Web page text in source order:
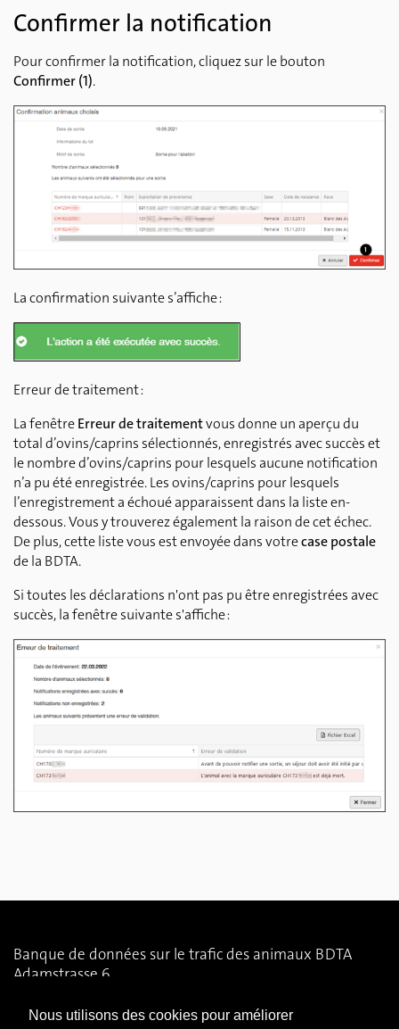
Nous utilisons des cookies pour améliorer
Confirmer la notification
Pour confirmer la notification, cliquez sur le bouton
Confirmer (1).
La confirmation suivante s’affiche :
Erreur de traitement :
La fenêtreErreur de traitementvous donne un aperçu du
total d’ovins/caprins sélectionnés, enregistrés avec succès et
le nombre d’ovins/caprins pour lesquels aucune notification
n’a pu été enregistrée. Les ovins/caprins pour lesquels
l’enregistrement a échoué apparaissent dans la liste en-
dessous. Vous y trouverez également la raison de cet échec.
De plus, cette liste vous est envoyée dans votrecase postale
de la BDTA.
Si toutes les déclarations n'ont pas pu être enregistrées avec
succès, la fenêtre suivante s'affiche :
Banque de données sur le trafic des animaux BDTA
Adamstrasse 6